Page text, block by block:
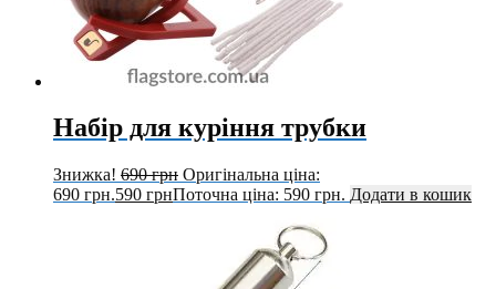
Набір для куріння трубки
Знижка! 690грн Оригінальна ціна:
690 грн.590 грнПоточна ціна: 590 грн. Додати в кошик